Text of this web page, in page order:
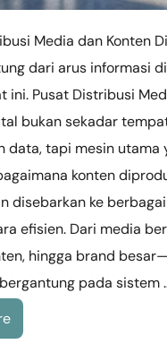
Media dan Konten
dari arus informasi
ini. Pusat Distribusi
bukan sekadar
data, tapi mesin utama
konten
disebarkan ke
efisien. Dari media
hingga brand besar—
pada sistem